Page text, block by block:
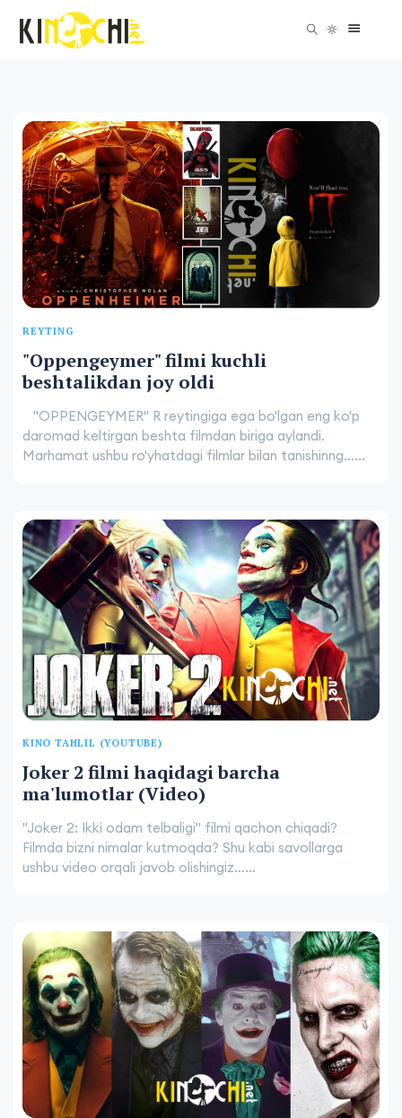
REYTING
"Oppengeymer" filmi kuchli
beshtalikdan joy oldi
"OPPENGEYMER" R reytingiga ega bo'lgan eng ko'p
daromad keltirgan beshta filmdan biriga aylandi.
Marhamat ushbu ro'yhatdagi filmlar bilan tanishinng…...
KINO TAHLIL (YOUTUBE)
Joker 2 filmi haqidagi barcha
ma'lumotlar (Video)
"Joker 2: Ikki odam telbaligi" filmi qachon chiqadi?
Filmda bizni nimalar kutmoqda? Shu kabi savollarga
ushbu video orqali javob olishingiz…...